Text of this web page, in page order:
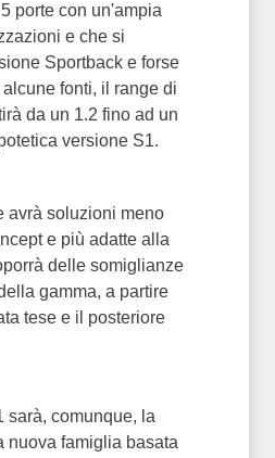
porte con un'ampia
e che si
Sportback e forse
fonti, il range di
da un 1.2 fino ad un
versione S1.
avrà soluzioni meno
e più adatte alla
delle somiglianze
gamma, a partire
tese e il posteriore
sarà, comunque, la
nuova famiglia basata